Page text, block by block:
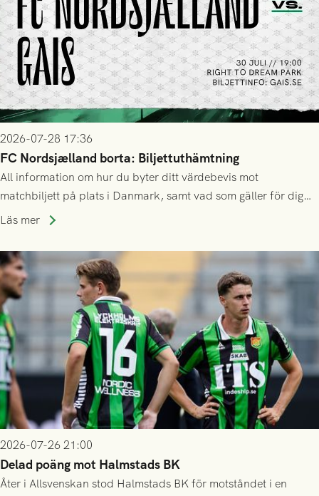
2026-07-28 17:36
FC Nordsjælland borta: Biljettuthämtning
All information om hur du byter ditt värdebevis mot
matchbiljett på plats i Danmark, samt vad som gäller för dig
som står på reservlista eller fått förhinder.
Läs mer
2026-07-26 21:00
Delad poäng mot Halmstads BK
Åter i Allsvenskan stod Halmstads BK för motståndet i en